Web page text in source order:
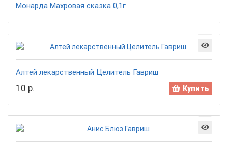
Монарда Махровая сказка 0,1г
Алтей лекарственный Целитель Гавриш
10 р. Купить